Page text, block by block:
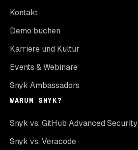
Kontakt
Demo buchen
Karriere und Kultur
Events & Webinare
Snyk Ambassadors
WARUM SNYK?
Snyk vs. GitHub Advanced Security
Snyk vs. Veracode